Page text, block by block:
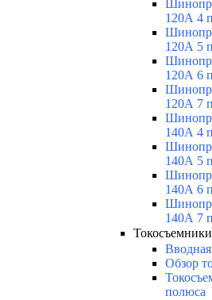
120А 4
120А 5
120А 6
120А 7
140А 4
140А 5
140А 6
140А 7
Обзор
полюса